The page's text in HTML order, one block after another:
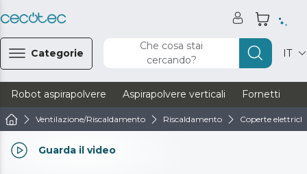
Categorie
Che cosa stai
cercando?
IT
Robot aspirapolvere Aspirapolvere verticali Fornetti
Ventilazione/Riscaldamento Riscaldamento Coperte
Guarda il video